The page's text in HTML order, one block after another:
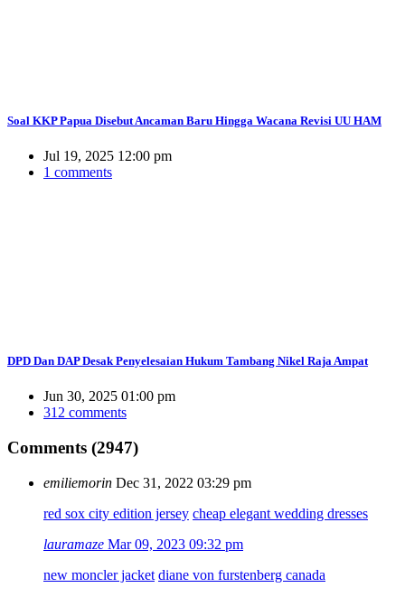
Soal KKP Papua Disebut Ancaman Baru Hingga Wacana Revisi UU HAM
Jul 19, 2025 12:00 pm
1 comments
DPD Dan DAP Desak Penyelesaian Hukum Tambang Nikel Raja Ampat
Jun 30, 2025 01:00 pm
312 comments
Comments (2947)
emiliemorin Dec 31, 2022 03:29 pm
red sox city edition jersey cheap elegant wedding dresses
lauramaze Mar 09, 2023 09:32 pm
new moncler jacket diane von furstenberg canada